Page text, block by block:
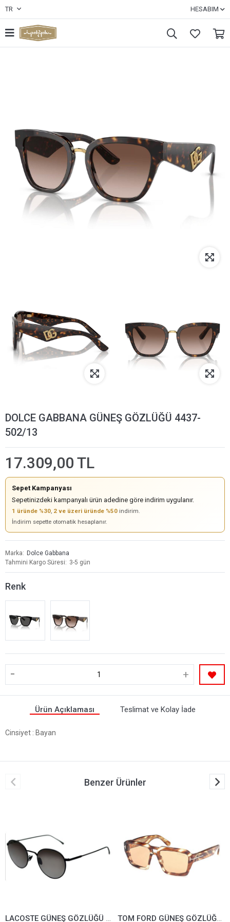
TR HESABIM
DOLCE GABBANA GÜNEŞ GÖZLÜĞÜ 4437-
502/13
17.309,00 TL
Sepet Kampanyası
Sepetinizdeki kampanyalı ürün adedine göre indirim uygulanır.
1 üründe %30, 2 ve üzeri üründe %50 indirim.
İndirim sepette otomatik hesaplanır.
Marka
Dolce Gabbana
Tahmini Kargo Süresi
3-5 gün
Renk
- +
Ürün Açıklaması Teslimat ve Kolay İade
Cinsiyet : Bayan
Benzer Ürünler
LACOSTE GÜNEŞ GÖZLÜĞÜ L197S-004 TOM FORD GÜNEŞ GÖZLÜĞÜ TF1202-55E